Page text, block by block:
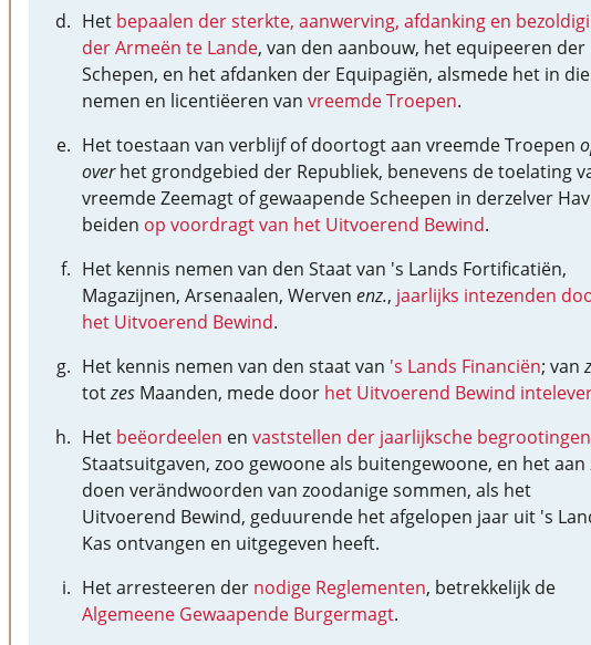
Het bepaalen der sterkte, aanwerving, afdanking en
der Armeën te Lande, van den aanbouw, het equipeeren der
Schepen, en het afdanken der Equipagiën, alsmede het in
nemen en licentiëeren van vreemde Troepen.
Het toestaan van verblijf of doortogt aan vreemde Troepen
overhet grondgebied der Republiek, benevens de toelating
vreemde Zeemagt of gewaapende Scheepen in derzelver
beiden op voordragt van het Uitvoerend Bewind.
Het kennis nemen van den Staat van 's Lands Fortificatiën,
Magazijnen, Arsenaalen, Werven enz., jaarlijks intezenden
het Uitvoerend Bewind.
Het kennis nemen van den staat van 's Lands Financiën; van
totzesMaanden, mede door het Uitvoerend Bewind
Het beëordeelen en vaststellen der jaarlijksche begrootingen
Staatsuitgaven, zoo gewoone als buitengewoone, en het aan
doen verändwoorden van zoodanige sommen, als het
Uitvoerend Bewind, geduurende het afgelopen jaar uit 's
Kas ontvangen en uitgegeven heeft.
Het arresteeren der nodige Reglementen, betrekkelijk de
Algemeene Gewaapende Burgermagt.